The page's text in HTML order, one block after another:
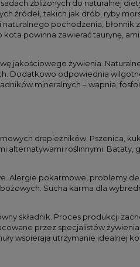
zbliżonych do naturalnej
źródeł, takich jak drób, ryby
pochodzenia, błonnik z
powinna zawierać taurynę,
jakościowego żywienia.
Dodatkowo odpowiednia
mineralnych – wapnia,
drapieżników. Pszenica,
alternatywami roślinnymi. Bataty,
Alergie pokarmowe, problemy
Sucha karma dla
składnik. Proces produkcji
przez specjalistów
wspierają utrzymanie idealnej